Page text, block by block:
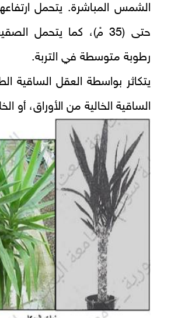
الشمس المباشرة. يتحمل
حتى (35 مْ)، كما يتحمل
رطوبة متوسطة في التربة.
يتكاثر بواسطة العقل الساقية
الساقية الخالية من الأوراق، أو